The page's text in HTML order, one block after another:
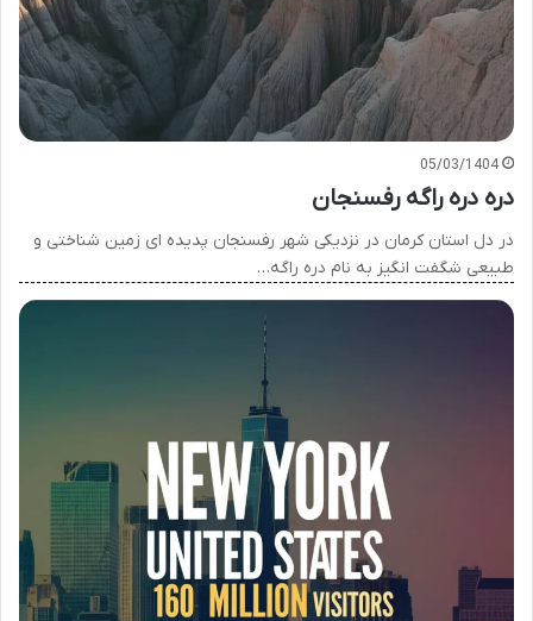
05/03/1404
دره دره راگه رفسنجان
در دل استان کرمان در نزدیکی شهر رفسنجان پدیده ای زمین شناختی و
طبیعی شگفت انگیز به نام دره راگه…